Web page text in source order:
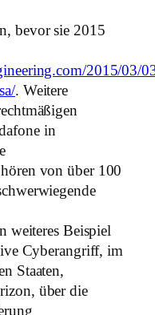
bevor sie 2015
2015/03/
. Weitere
in
von über 100
weiteres Beispiel
Cyberangriff, im
Staaten,
über die